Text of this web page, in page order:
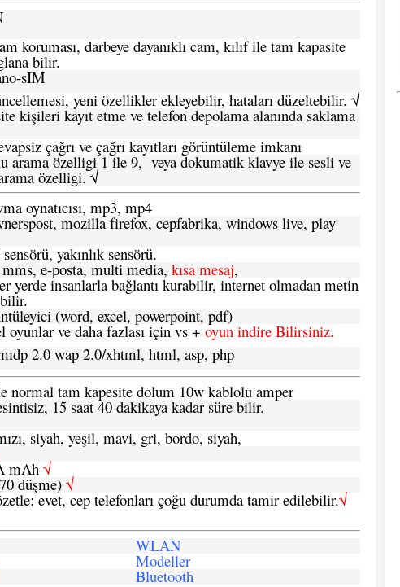
koruması, darbeye dayanıklı cam, kılıf ile tam kapasite
bilir.
sIM
yeni özellikler ekleyebilir, hataları düzeltebilir. √
kişileri kayıt etme ve telefon depolama alanında saklama
çağrı ve çağrı kayıtları görüntüleme imkanı
arama özelligi 1 ile 9, veya dokumatik klavye ile sesli ve
özelligi. √
oynatıcısı, mp3, mp4
mozilla firefox, cepfabrika, windows live, play
yakınlık sensörü.
e-posta, multi media, kısa mesaj,
yerde insanlarla bağlantı kurabilir, internet olmadan metin
(word, excel, powerpoint, pdf)
oyunlar ve daha fazlası için vs +oyun indire Bilirsiniz.
2.0 wap 2.0/xhtml, html, asp, php
normal tam kapesite dolum 10w kablolu amper
15 saat 40 dakikaya kadar süre bilir.
siyah, yeşil, mavi, gri, bordo, siyah,
mAh√
düşme) √
evet, cep telefonları çoğu durumda tamir edilebilir.√
WLAN
Modeller
Bluetooth